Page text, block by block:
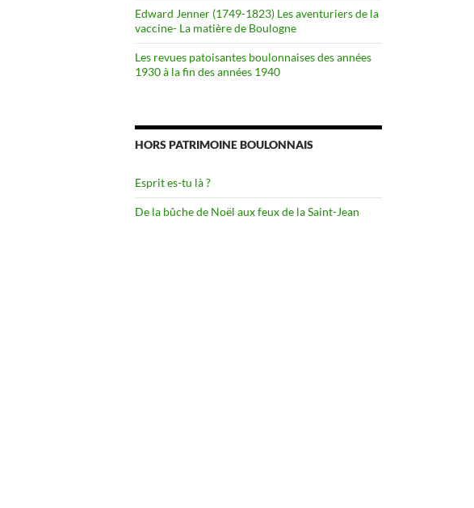
Edward Jenner (1749-1823) Les aventuriers de la
vaccine- La matière de Boulogne
Les revues patoisantes boulonnaises des années
1930 à la fin des années 1940
HORS PATRIMOINE BOULONNAIS
Esprit es-tu là ?
De la bûche de Noël aux feux de la Saint-Jean